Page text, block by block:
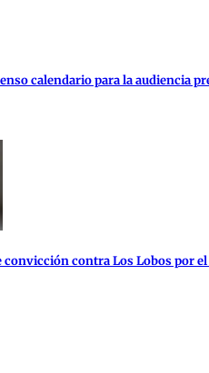
calendario para la audiencia
convicción contra Los Lobos por